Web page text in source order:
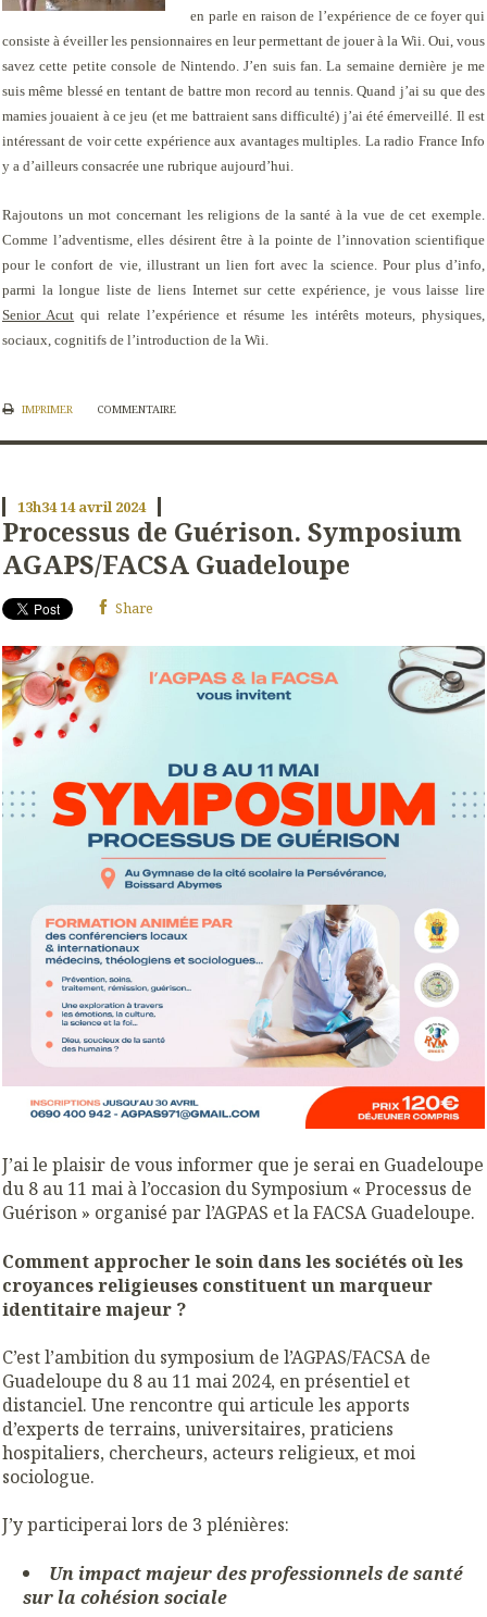
en parle en raison de l’expérience de ce foyer qui
consiste à éveiller les pensionnaires en leur permettant de jouer à la Wii. Oui, vous
savez cette petite console de Nintendo. J’en suis fan. La semaine dernière je me
suis même blessé en tentant de battre mon record au tennis. Quand j’ai su que des
mamies jouaient à ce jeu (et me battraient sans difficulté) j’ai été émerveillé. Il est
intéressant de voir cette expérience aux avantages multiples. La radio France Info
y a d’ailleurs consacrée une rubrique aujourd’hui.
Rajoutons un mot concernant les religions de la santé à la vue de cet exemple.
Comme l’adventisme, elles désirent être à la pointe de l’innovation scientifique
pour le confort de vie, illustrant un lien fort avec la science. Pour plus d’info,
parmi la longue liste de liens Internet sur cette expérience, je vous laisse lire
Senior Acut qui relate l’expérience et résume les intérêts moteurs, physiques,
sociaux, cognitifs de l’introduction de la Wii.
IMPRIMER COMMENTAIRE
13h3414 avril 2024
Processus de Guérison. Symposium
AGAPS/FACSA Guadeloupe
Share
J’ai le plaisir de vous informer que je serai en Guadeloupe
du 8 au 11 mai à l’occasion du Symposium « Processus de
Guérison » organisé par l’AGPAS et la FACSA Guadeloupe.
Comment approcher le soin dans les sociétés où les
croyances religieuses constituent un marqueur
identitaire majeur ?
C’est l’ambition du symposium de l’AGPAS/FACSA de
Guadeloupe du 8 au 11 mai 2024, en présentiel et
distanciel. Une rencontre qui articule les apports
d’experts de terrains, universitaires, praticiens
hospitaliers, chercheurs, acteurs religieux, et moi
sociologue.
J’y participerai lors de 3 plénières:
Un impact majeur des professionnels de santé
sur la cohésion sociale